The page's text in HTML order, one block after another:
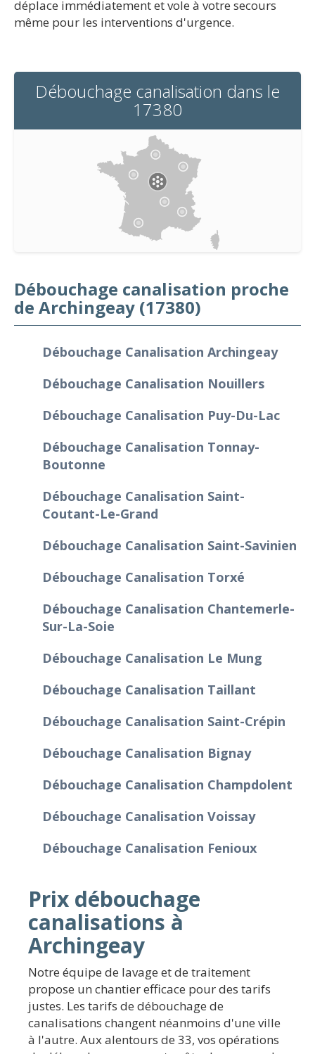
déplace immédiatement et vole à votre secours
même pour les interventions d'urgence.
Débouchage canalisation dans le
17380
Débouchage canalisation proche
de Archingeay (17380)
Débouchage Canalisation Archingeay
Débouchage Canalisation Nouillers
Débouchage Canalisation Puy-Du-Lac
Débouchage Canalisation Tonnay-
Boutonne
Débouchage Canalisation Saint-
Coutant-Le-Grand
Débouchage Canalisation Saint-Savinien
Débouchage Canalisation Torxé
Débouchage Canalisation Chantemerle-
Sur-La-Soie
Débouchage Canalisation Le Mung
Débouchage Canalisation Taillant
Débouchage Canalisation Saint-Crépin
Débouchage Canalisation Bignay
Débouchage Canalisation Champdolent
Débouchage Canalisation Voissay
Débouchage Canalisation Fenioux
Prix débouchage
canalisations à
Archingeay
Notre équipe de lavage et de traitement
propose un chantier efficace pour des tarifs
justes. Les tarifs de débouchage de
canalisations changent néanmoins d'une ville
à l'autre. Aux alentours de 33, vos opérations